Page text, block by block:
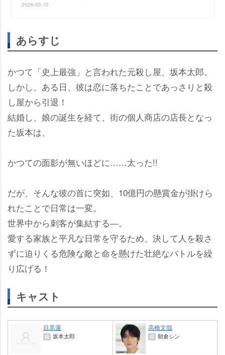
2026-03-10
あらすじ
かつて「史上最強」と言われた元殺し屋、坂本太郎。
しかし、ある日、彼は恋に落ちたことであっさりと殺
し屋から引退！
結婚し、娘の誕生を経て、街の個人商店の店長となっ
た坂本は、
かつての面影が無いほどに……太った!!
だが、そんな彼の首に突如、10億円の懸賞金が掛けら
れたことで日常は一変。
世界中から刺客が集結する―。
愛する家族と平凡な日常を守るため、決して人を殺さ
ずに迫りくる危険な敵と命を懸けた壮絶なバトルを繰
り広げる！
キャスト
目黒蓮
役 坂本太郎
高橋文哉
役 朝倉シン